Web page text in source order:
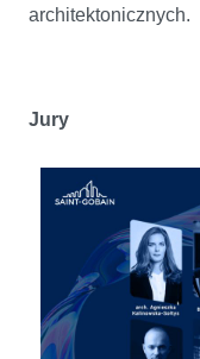
architektonicznych.
Jury